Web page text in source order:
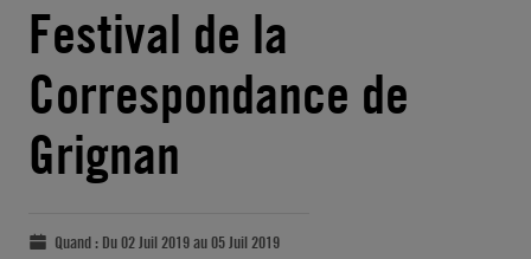
Festival de la
Correspondance de
Grignan
Quand : Du 02 Juil 2019 au 05 Juil 2019